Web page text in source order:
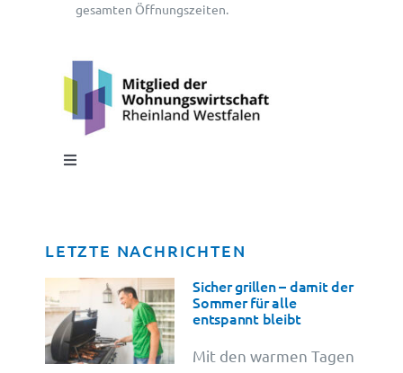
gesamten Öffnungszeiten.
Toggle
Cookie-Information
LETZTE NACHRICHTEN
Sicher grillen – damit der
Sommer für alle
entspannt bleibt
Mit den warmen Tagen